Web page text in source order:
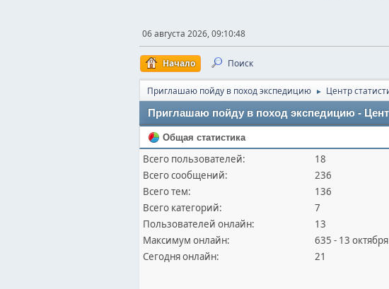
06 августа 2026, 09:10:48
Начало Поиск
Приглашаю пойду в поход экспедицию ► Центр
Приглашаю пойду в поход экспедицию -
Общая статистика
Всего пользователей:
18
Всего сообщений:
236
Всего тем:
136
Всего категорий:
7
Пользователей онлайн:
13
Максимум онлайн:
635 - 13
Сегодня онлайн:
21